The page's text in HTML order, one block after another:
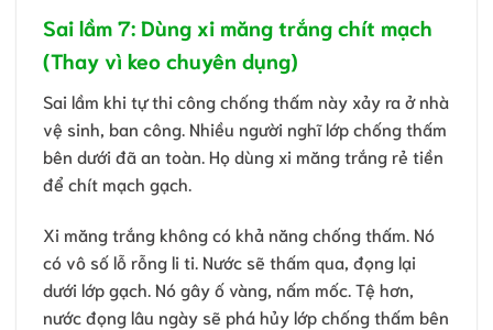
Sai lầm 7: Dùng xi măng trắng chít mạch
(Thay vì keo chuyên dụng)
Sai lầm khi tự thi công chống thấm này xảy ra ở nhà
vệ sinh, ban công. Nhiều người nghĩ lớp chống thấm
bên dưới đã an toàn. Họ dùng xi măng trắng rẻ tiền
để chít mạch gạch.
Xi măng trắng không có khả năng chống thấm. Nó
có vô số lỗ rỗng li ti. Nước sẽ thấm qua, đọng lại
dưới lớp gạch. Nó gây ố vàng, nấm mốc. Tệ hơn,
nước đọng lâu ngày sẽ phá hủy lớp chống thấm bên